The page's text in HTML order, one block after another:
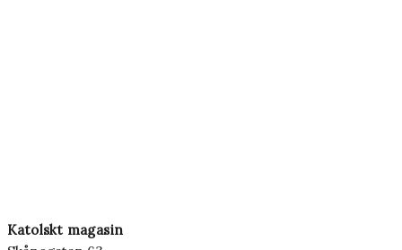
Katolskt magasin